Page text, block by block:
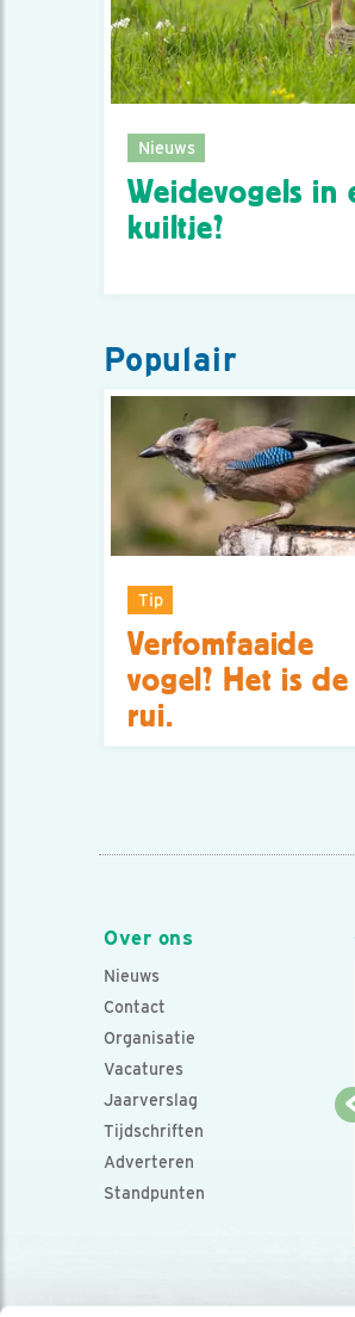
Nieuws
Weidevogels in
kuiltje?
Populair
Tip
Verfomfaaide
vogel? Het is de
rui.
Over ons
Nieuws
Contact
Organisatie
Vacatures
Jaarverslag
Tijdschriften
Adverteren
Standpunten